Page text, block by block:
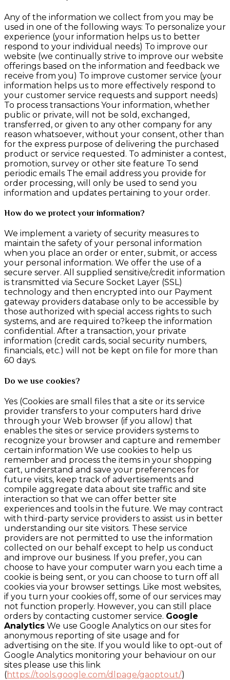
Any of the information we collect from you may be
used in one of the following ways: To personalize your
experience (your information helps us to better
respond to your individual needs) To improve our
website (we continually strive to improve our website
offerings based on the information and feedback we
receive from you) To improve customer service (your
information helps us to more effectively respond to
your customer service requests and support needs)
To process transactions Your information, whether
public or private, will not be sold, exchanged,
transferred, or given to any other company for any
reason whatsoever, without your consent, other than
for the express purpose of delivering the purchased
product or service requested. To administer a contest,
promotion, survey or other site feature To send
periodic emails The email address you provide for
order processing, will only be used to send you
information and updates pertaining to your order.
How do we protect your information?
We implement a variety of security measures to
maintain the safety of your personal information
when you place an order or enter, submit, or access
your personal information. We offer the use of a
secure server. All supplied sensitive/credit information
is transmitted via Secure Socket Layer (SSL)
technology and then encrypted into our Payment
gateway providers database only to be accessible by
those authorized with special access rights to such
systems, and are required to?keep the information
confidential. After a transaction, your private
information (credit cards, social security numbers,
financials, etc.) will not be kept on file for more than
60 days.
Do we use cookies?
Yes (Cookies are small files that a site or its service
provider transfers to your computers hard drive
through your Web browser (if you allow) that
enables the sites or service providers systems to
recognize your browser and capture and remember
certain information We use cookies to help us
remember and process the items in your shopping
cart, understand and save your preferences for
future visits, keep track of advertisements and
compile aggregate data about site traffic and site
interaction so that we can offer better site
experiences and tools in the future. We may contract
with third-party service providers to assist us in better
understanding our site visitors. These service
providers are not permitted to use the information
collected on our behalf except to help us conduct
and improve our business. If you prefer, you can
choose to have your computer warn you each time a
cookie is being sent, or you can choose to turn off all
cookies via your browser settings. Like most websites,
if you turn your cookies off, some of our services may
not function properly. However, you can still place
orders by contacting customer service. Google
Analytics We use Google Analytics on our sites for
anonymous reporting of site usage and for
advertising on the site. If you would like to opt-out of
Google Analytics monitoring your behaviour on our
sites please use this link
(https://tools.google.com/dlpage/gaoptout/)